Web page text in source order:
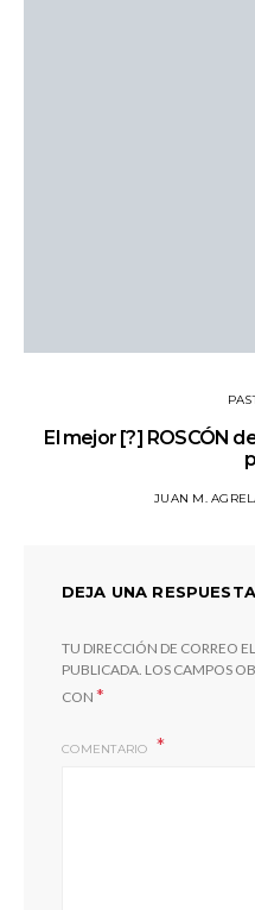
El mejor [?] ROSCÓN
JUAN M.
DEJA UNA RESPUESTA
TU DIRECCIÓN DE CORREO
PUBLICADA. LOS CAMPOS
CON *
COMENTARIO